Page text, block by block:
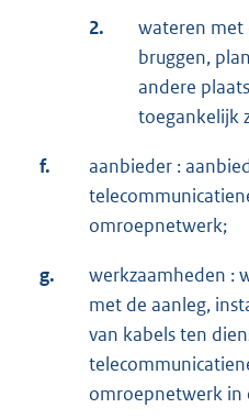
2.
wateren met
bruggen,
andere
toegankelijk
f.
aanbieder :
omroepnetwerk;
g.
werkzaamheden :
met de aanleg,
van kabels ten
omroepnetwerk in